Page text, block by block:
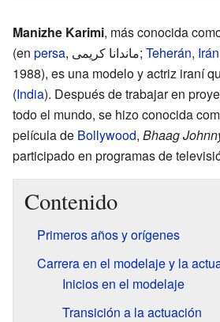
Manizhe Karimi, más conocida
(en persa, ماندانا کریمی‎; Teherán, Irán
1988), es una modelo y actriz iraní
(India). Después de trabajar en
todo el mundo, se hizo conocida
película de Bollywood, Bhaag
participado en programas de
Contenido
Primeros años y orígenes
Carrera en el modelaje y la
Inicios en el modelaje
Transición a la actuación